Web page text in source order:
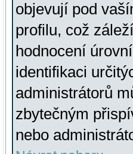
objevují pod
profilu, což
hodnocení
identifikaci
administrátorů
zbytečným
nebo